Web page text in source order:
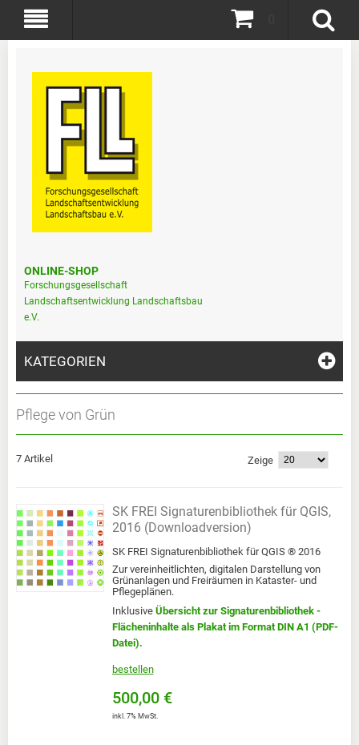
ONLINE-SHOP
Forschungsgesellschaft
Landschaftsentwicklung Landschaftsbau
e.V.
KATEGORIEN
Pflege von Grün
7 Artikel Zeige
SK FREI Signaturenbibliothek für QGIS,
2016 (Downloadversion)
SK FREI Signaturenbibliothek für QGIS ® 2016
Zur vereinheitlichten, digitalen Darstellung von
Grünanlagen und Freiräumen in Kataster- und
Pflegeplänen.
Inklusive Übersicht zur Signaturenbibliothek -
Flächeninhalte als Plakatim Format DIN A1 (PDF-
Datei).
bestellen
500,00 €
inkl. 7% MwSt.